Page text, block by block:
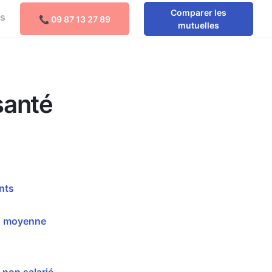
📞 09 87 13 27 89
Comparer les
mutuelles
Comparer les mutuelles
moyenne